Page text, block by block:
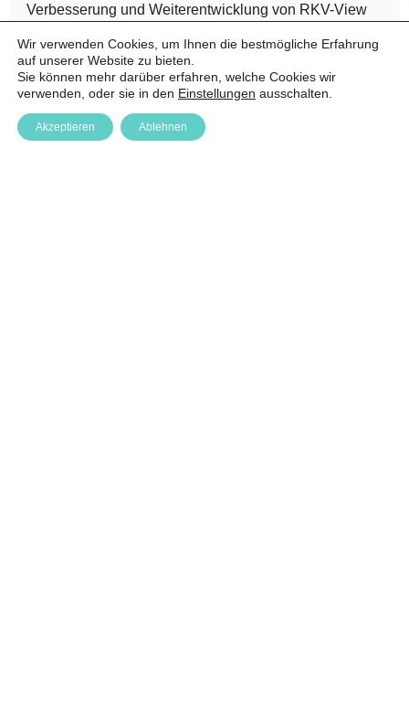
Verbesserung und Weiterentwicklung von RKV-View
Wir verwenden Cookies, um Ihnen die bestmögliche Erfahrung
auf unserer Website zu bieten.
Sie können mehr darüber erfahren, welche Cookies wir
verwenden, oder sie in den Einstellungen ausschalten.
Akzeptieren Ablehnen